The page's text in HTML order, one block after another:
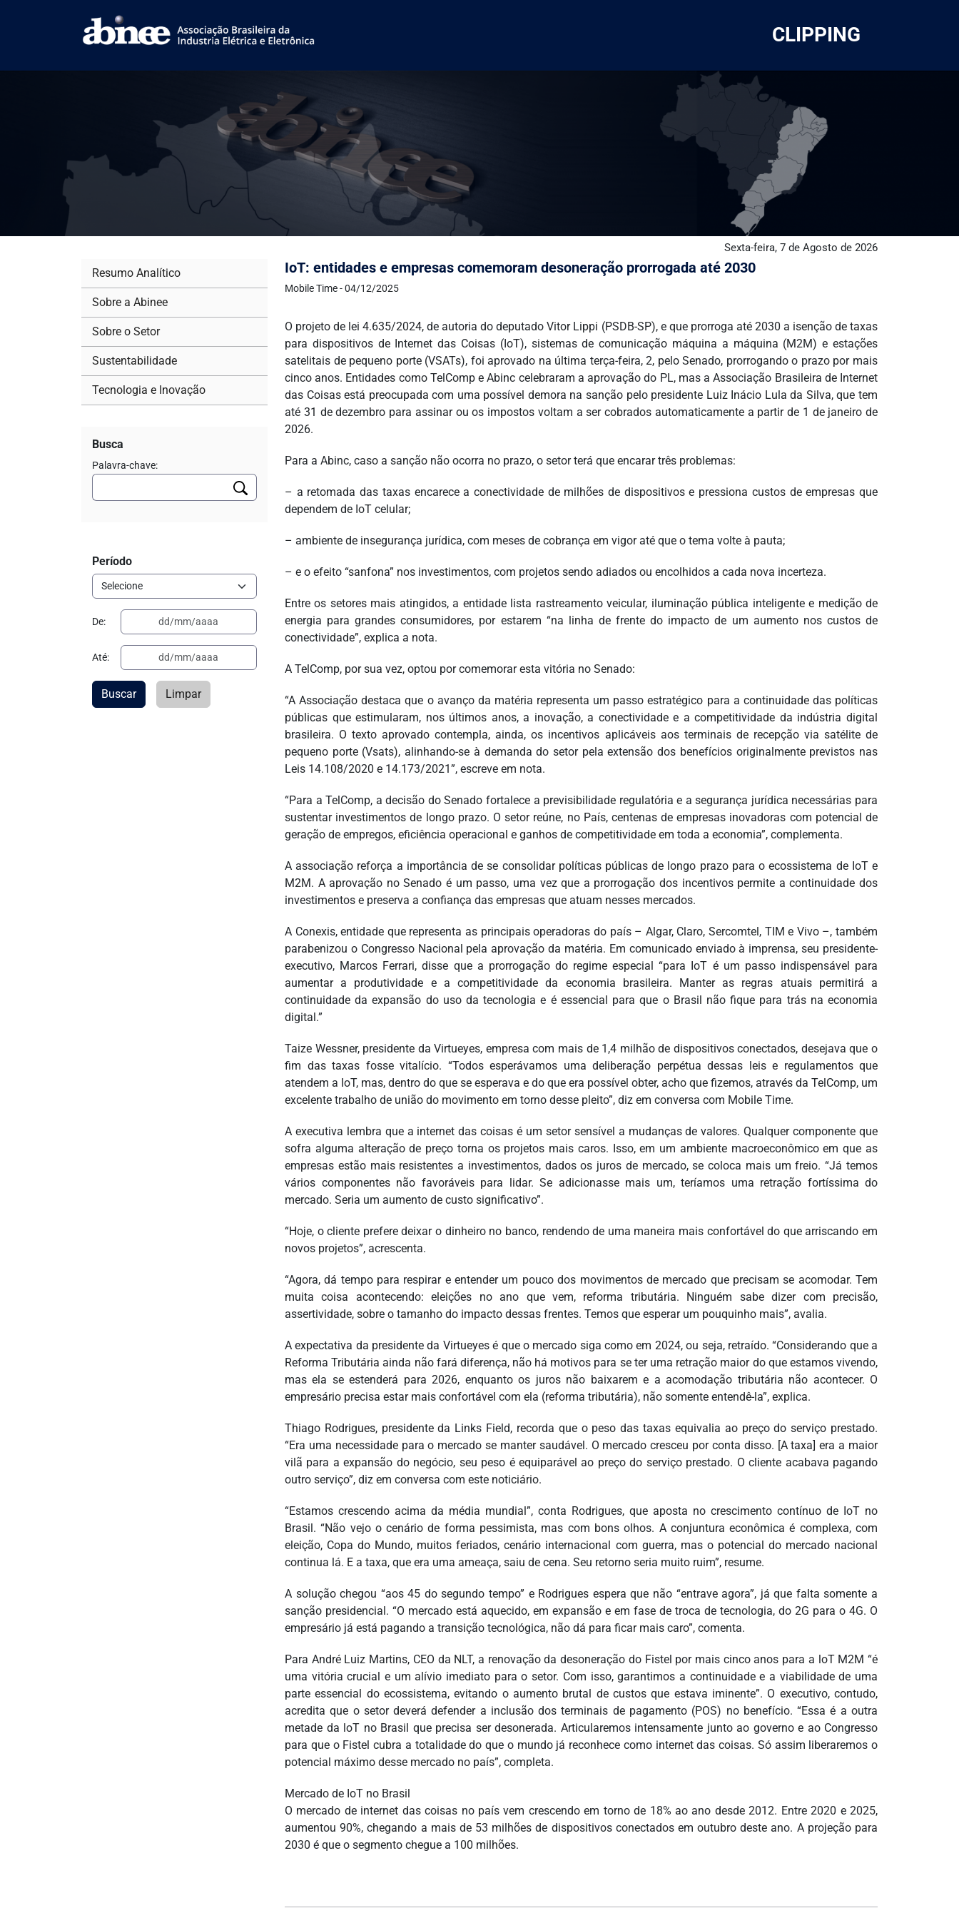
CLIPPING
Sexta-feira, 7 de Agosto de 2026
IoT: entidades e empresas comemoram desoneração prorrogada até 2030
Mobile Time - 04/12/2025
O projeto de lei 4.635/2024, de autoria do deputado Vitor Lippi (PSDB-SP), e que prorroga até 2030 a isenção de taxas
para dispositivos de Internet das Coisas (IoT), sistemas de comunicação máquina a máquina (M2M) e estações
satelitais de pequeno porte (VSATs), foi aprovado na última terça-feira, 2, pelo Senado, prorrogando o prazo por mais
cinco anos. Entidades como TelComp e Abinc celebraram a aprovação do PL, mas a Associação Brasileira de Internet
das Coisas está preocupada com uma possível demora na sanção pelo presidente Luiz Inácio Lula da Silva, que tem
até 31 de dezembro para assinar ou os impostos voltam a ser cobrados automaticamente a partir de 1 de janeiro de
2026.
Para a Abinc, caso a sanção não ocorra no prazo, o setor terá que encarar três problemas:
– a retomada das taxas encarece a conectividade de milhões de dispositivos e pressiona custos de empresas que
dependem de IoT celular;
– ambiente de insegurança jurídica, com meses de cobrança em vigor até que o tema volte à pauta;
– e o efeito “sanfona” nos investimentos, com projetos sendo adiados ou encolhidos a cada nova incerteza.
Entre os setores mais atingidos, a entidade lista rastreamento veicular, iluminação pública inteligente e medição de
energia para grandes consumidores, por estarem “na linha de frente do impacto de um aumento nos custos de
conectividade”, explica a nota.
A TelComp, por sua vez, optou por comemorar esta vitória no Senado:
“A Associação destaca que o avanço da matéria representa um passo estratégico para a continuidade das políticas
públicas que estimularam, nos últimos anos, a inovação, a conectividade e a competitividade da indústria digital
brasileira. O texto aprovado contempla, ainda, os incentivos aplicáveis aos terminais de recepção via satélite de
pequeno porte (Vsats), alinhando-se à demanda do setor pela extensão dos benefícios originalmente previstos nas
Leis 14.108/2020 e 14.173/2021”, escreve em nota.
“Para a TelComp, a decisão do Senado fortalece a previsibilidade regulatória e a segurança jurídica necessárias para
sustentar investimentos de longo prazo. O setor reúne, no País, centenas de empresas inovadoras com potencial de
geração de empregos, eficiência operacional e ganhos de competitividade em toda a economia”, complementa.
A associação reforça a importância de se consolidar políticas públicas de longo prazo para o ecossistema de IoT e
M2M. A aprovação no Senado é um passo, uma vez que a prorrogação dos incentivos permite a continuidade dos
investimentos e preserva a confiança das empresas que atuam nesses mercados.
A Conexis, entidade que representa as principais operadoras do país – Algar, Claro, Sercomtel, TIM e Vivo –, também
parabenizou o Congresso Nacional pela aprovação da matéria. Em comunicado enviado à imprensa, seu presidente-
executivo, Marcos Ferrari, disse que a prorrogação do regime especial “para IoT é um passo indispensável para
aumentar a produtividade e a competitividade da economia brasileira. Manter as regras atuais permitirá a
continuidade da expansão do uso da tecnologia e é essencial para que o Brasil não fique para trás na economia
digital.”
Taize Wessner, presidente da Virtueyes, empresa com mais de 1,4 milhão de dispositivos conectados, desejava que o
fim das taxas fosse vitalício. “Todos esperávamos uma deliberação perpétua dessas leis e regulamentos que
atendem a IoT, mas, dentro do que se esperava e do que era possível obter, acho que fizemos, através da TelComp, um
excelente trabalho de união do movimento em torno desse pleito”, diz em conversa com Mobile Time.
A executiva lembra que a internet das coisas é um setor sensível a mudanças de valores. Qualquer componente que
sofra alguma alteração de preço torna os projetos mais caros. Isso, em um ambiente macroeconômico em que as
empresas estão mais resistentes a investimentos, dados os juros de mercado, se coloca mais um freio. “Já temos
vários componentes não favoráveis para lidar. Se adicionasse mais um, teríamos uma retração fortíssima do
mercado. Seria um aumento de custo significativo”.
“Hoje, o cliente prefere deixar o dinheiro no banco, rendendo de uma maneira mais confortável do que arriscando em
novos projetos”, acrescenta.
“Agora, dá tempo para respirar e entender um pouco dos movimentos de mercado que precisam se acomodar. Tem
muita coisa acontecendo: eleições no ano que vem, reforma tributária. Ninguém sabe dizer com precisão,
assertividade, sobre o tamanho do impacto dessas frentes. Temos que esperar um pouquinho mais”, avalia.
A expectativa da presidente da Virtueyes é que o mercado siga como em 2024, ou seja, retraído. “Considerando que a
Reforma Tributária ainda não fará diferença, não há motivos para se ter uma retração maior do que estamos vivendo,
mas ela se estenderá para 2026, enquanto os juros não baixarem e a acomodação tributária não acontecer. O
empresário precisa estar mais confortável com ela (reforma tributária), não somente entendê-la”, explica.
Thiago Rodrigues, presidente da Links Field, recorda que o peso das taxas equivalia ao preço do serviço prestado.
“Era uma necessidade para o mercado se manter saudável. O mercado cresceu por conta disso. [A taxa] era a maior
vilã para a expansão do negócio, seu peso é equiparável ao preço do serviço prestado. O cliente acabava pagando
outro serviço”, diz em conversa com este noticiário.
“Estamos crescendo acima da média mundial”, conta Rodrigues, que aposta no crescimento contínuo de IoT no
Brasil. “Não vejo o cenário de forma pessimista, mas com bons olhos. A conjuntura econômica é complexa, com
eleição, Copa do Mundo, muitos feriados, cenário internacional com guerra, mas o potencial do mercado nacional
continua lá. E a taxa, que era uma ameaça, saiu de cena. Seu retorno seria muito ruim”, resume.
A solução chegou “aos 45 do segundo tempo” e Rodrigues espera que não “entrave agora”, já que falta somente a
sanção presidencial. “O mercado está aquecido, em expansão e em fase de troca de tecnologia, do 2G para o 4G. O
empresário já está pagando a transição tecnológica, não dá para ficar mais caro”, comenta.
Para André Luiz Martins, CEO da NLT, a renovação da desoneração do Fistel por mais cinco anos para a loT M2M “é
uma vitória crucial e um alívio imediato para o setor. Com isso, garantimos a continuidade e a viabilidade de uma
parte essencial do ecossistema, evitando o aumento brutal de custos que estava iminente”. O executivo, contudo,
acredita que o setor deverá defender a inclusão dos terminais de pagamento (POS) no benefício. “Essa é a outra
metade da loT no Brasil que precisa ser desonerada. Articularemos intensamente junto ao governo e ao Congresso
para que o Fistel cubra a totalidade do que o mundo já reconhece como internet das coisas. Só assim liberaremos o
potencial máximo desse mercado no país”, completa.
Mercado de IoT no Brasil
O mercado de internet das coisas no país vem crescendo em torno de 18% ao ano desde 2012. Entre 2020 e 2025,
aumentou 90%, chegando a mais de 53 milhões de dispositivos conectados em outubro deste ano. A projeção para
2030 é que o segmento chegue a 100 milhões.
Resumo Analítico
Sobre a Abinee
Sobre o Setor
Sustentabilidade
Tecnologia e Inovação
Busca
Palavra-chave:
Período
De:
Até:
Buscar Limpar